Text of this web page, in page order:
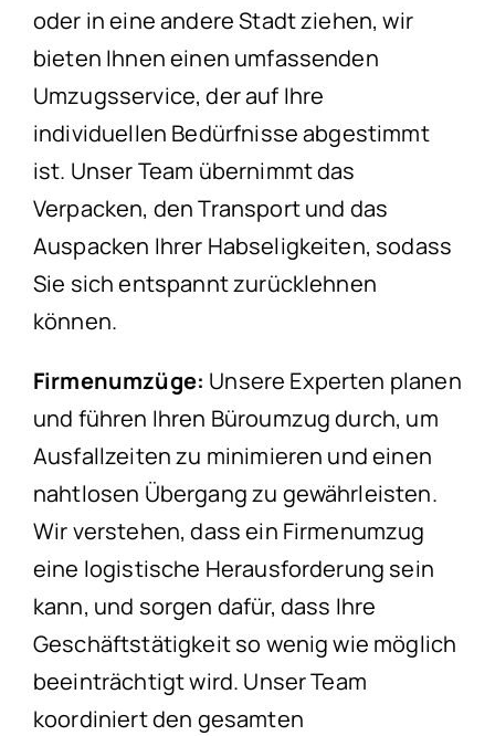
oder in eine andere Stadt ziehen, wir
bieten Ihnen einen umfassenden
Umzugsservice, der auf Ihre
individuellen Bedürfnisse abgestimmt
ist. Unser Team übernimmt das
Verpacken, den Transport und das
Auspacken Ihrer Habseligkeiten, sodass
Sie sich entspannt zurücklehnen
können.
Firmenumzüge: Unsere Experten planen
und führen Ihren Büroumzug durch, um
Ausfallzeiten zu minimieren und einen
nahtlosen Übergang zu gewährleisten.
Wir verstehen, dass ein Firmenumzug
eine logistische Herausforderung sein
kann, und sorgen dafür, dass Ihre
Geschäftstätigkeit so wenig wie möglich
beeinträchtigt wird. Unser Team
koordiniert den gesamten